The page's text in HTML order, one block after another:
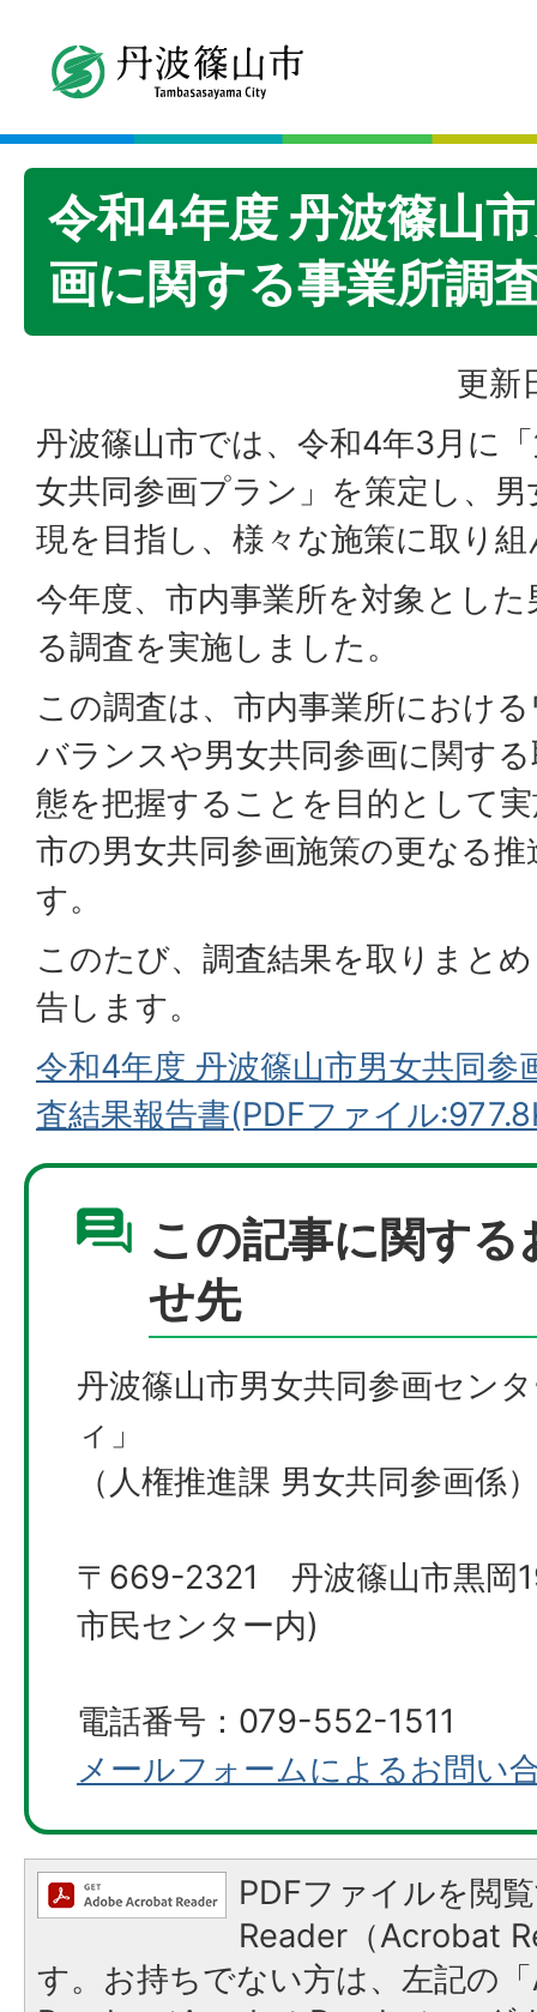
令和4年度 丹波篠山
画に関する事業所調
更新
丹波篠山市では、令和4年3月に
女共同参画プラン」を策定し、
現を目指し、様々な施策に取り
今年度、市内事業所を対象とし
る調査を実施しました。
この調査は、市内事業所におけ
バランスや男女共同参画に関す
態を把握することを目的として
市の男女共同参画施策の更なる
す。
このたび、調査結果を取りまと
告します。
令和4年度 丹波篠山市男女共同参
査結果報告書(PDFファイル
この記事に関する
せ先
丹波篠山市男女共同参画セン
ィ」
（人権推進課 男女共同参画係
〒669-2321 ​​​​​​丹波篠山市黒岡
市民センター内)
電話番号：079-552-1511
メールフォームによるお問い
PDFファイルを閲
Reader（Acrobat
す。お持ちでない方は、左記の